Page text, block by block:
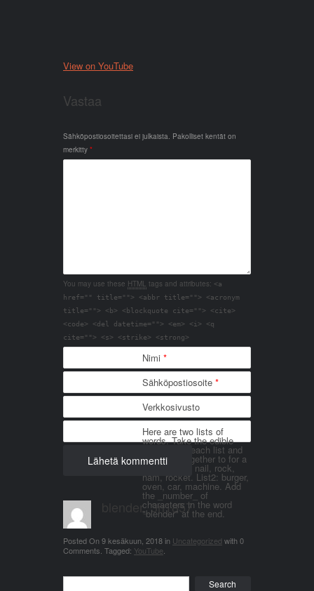
View on YouTube
Vastaa
Sähköpostiosoitettasi ei julkaista. Pakolliset kentät on
merkitty *
You may use these HTML tags and attributes: <a
href="" title=""> <abbr title=""> <acronym
title=""> <b> <blockquote cite=""> <cite>
<code> <del datetime=""> <em> <i> <q
cite=""> <s> <strike> <strong>
Nimi *
Sähköpostiosoite *
Verkkosivusto
Here are two lists of
words. Take the edible
things from each list and
join them together to for a
word. List 1: nail, rock,
ham, rocket. List2: burger,
oven, car, machine. Add
the _number_ of
characters in the word
"blender" at the end.
blender_3n1857
Posted On9 kesäkuun, 2018in Uncategorized with0
Comments Tagged: YouTube